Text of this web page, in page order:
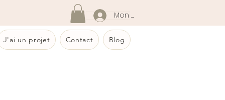
Mon compte
J'ai un projet Contact Blog